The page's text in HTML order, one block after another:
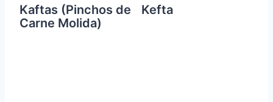
Kaftas (Pinchos de
Carne Molida)
Kefta